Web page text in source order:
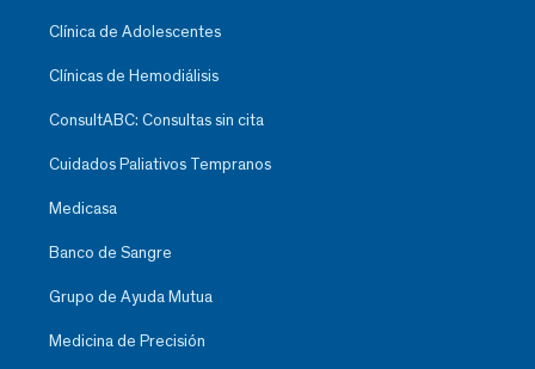
Clínica de Adolescentes
Clínicas de Hemodiálisis
ConsultABC: Consultas sin cita
Cuidados Paliativos Tempranos
Medicasa
Banco de Sangre
Grupo de Ayuda Mutua
Medicina de Precisión